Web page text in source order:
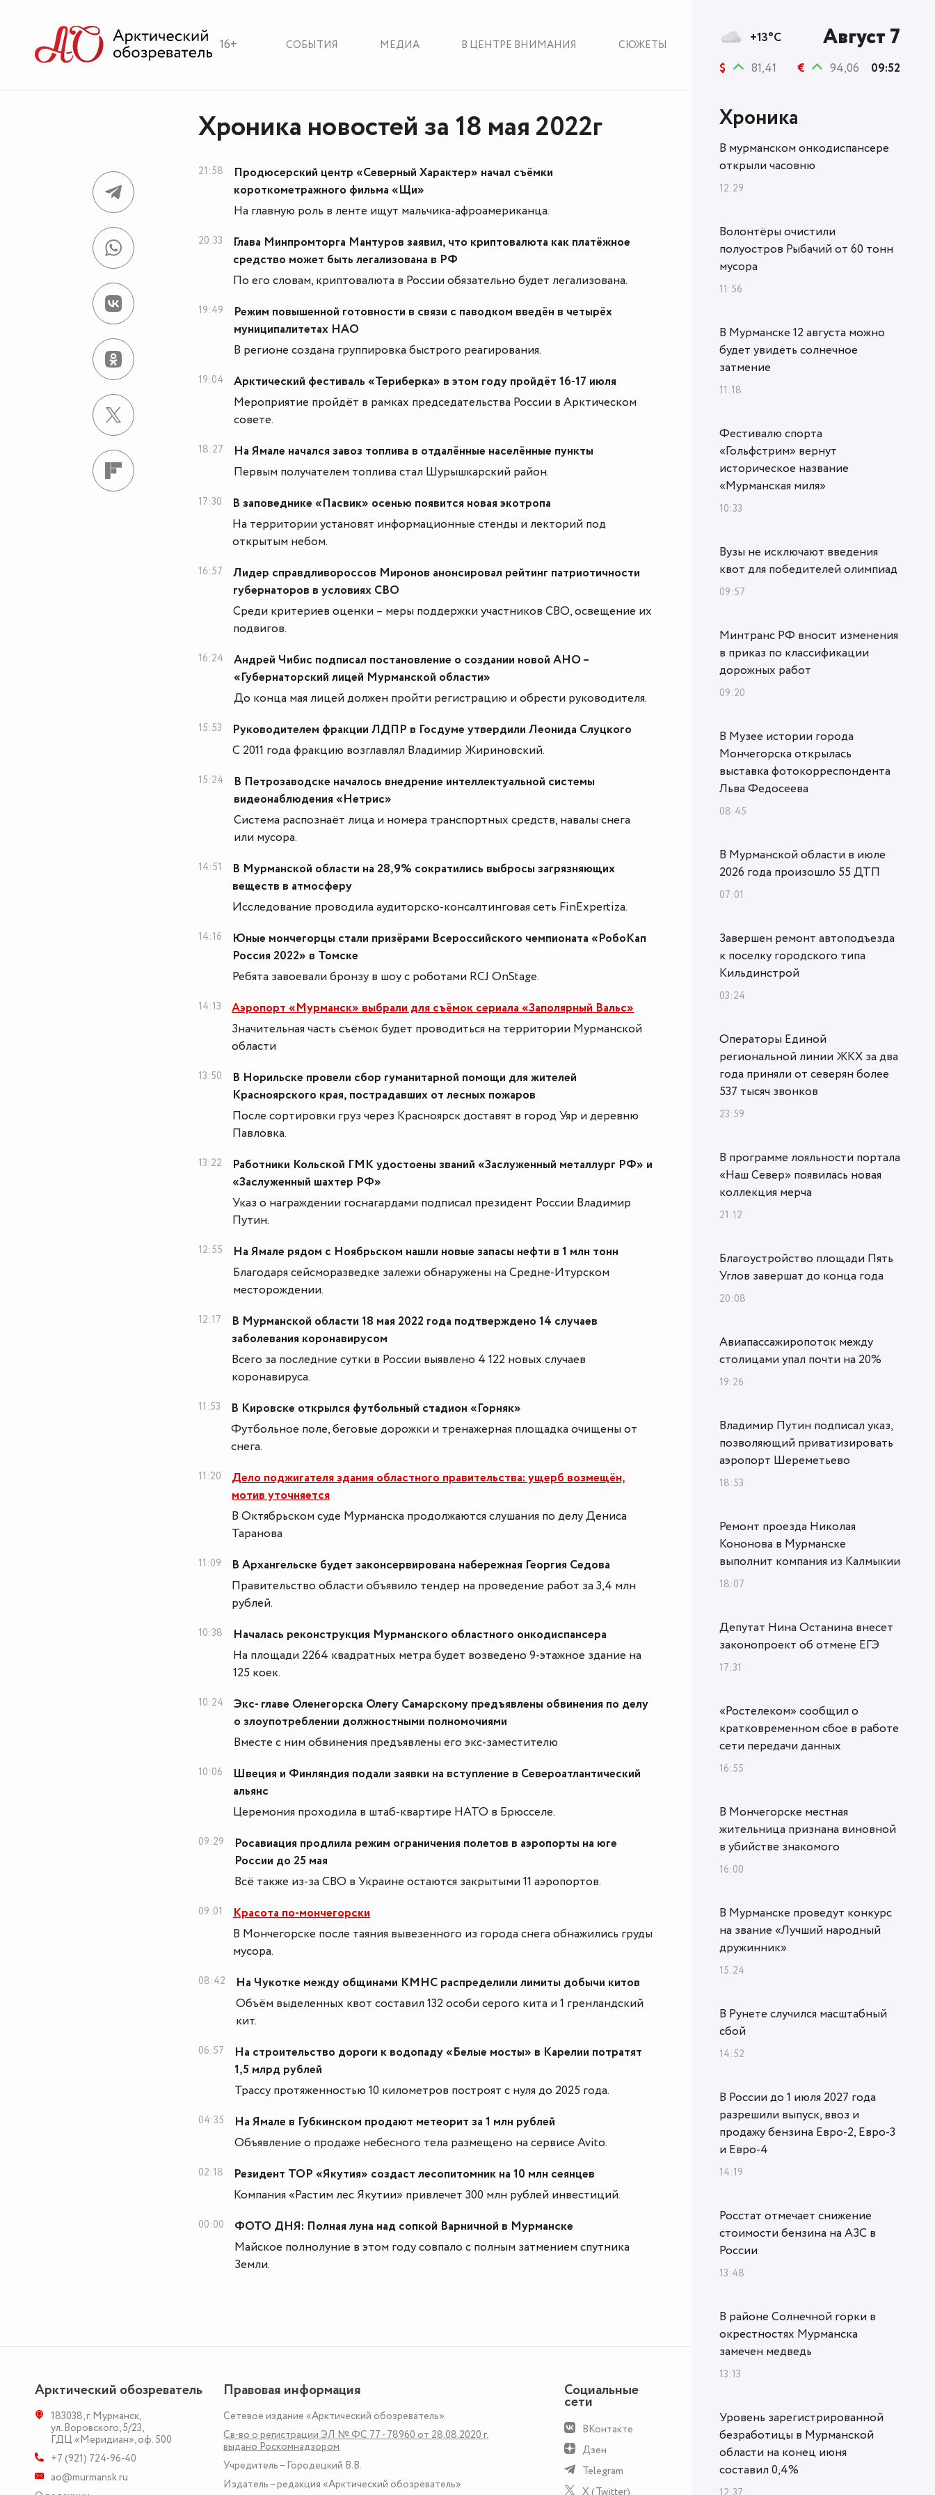
16+ СОБЫТИЯ МЕДИА В ЦЕНТРЕ ВНИМАНИЯ СЮЖЕТЫ
Хроника новостей за 18 мая 2022г
21:58
Продюсерский центр «Северный Характер» начал съёмки
короткометражного фильма «Щи»
На главную роль в ленте ищут мальчика-афроамериканца.
20:33
Глава Минпромторга Мантуров заявил, что криптовалюта как платёжное
средство может быть легализована в РФ
По его словам, криптовалюта в России обязательно будет легализована.
19:49
Режим повышенной готовности в связи с паводком введён в четырёх
муниципалитетах НАО
В регионе создана группировка быстрого реагирования.
19:04
Арктический фестиваль «Териберка» в этом году пройдёт 16-17 июля
Мероприятие пройдёт в рамках председательства России в Арктическом
совете.
18:27
На Ямале начался завоз топлива в отдалённые населённые пункты
Первым получателем топлива стал Шурышкарский район.
17:30
В заповеднике «Пасвик» осенью появится новая экотропа
На территории установят информационные стенды и лекторий под
открытым небом.
16:57
Лидер справдливороссов Миронов анонсировал рейтинг патриотичности
губернаторов в условиях СВО
Среди критериев оценки – меры поддержки участников СВО, освещение их
подвигов.
16:24
Андрей Чибис подписал постановление о создании новой АНО –
«Губернаторский лицей Мурманской области»
До конца мая лицей должен пройти регистрацию и обрести руководителя.
15:53
Руководителем фракции ЛДПР в Госдуме утвердили Леонида Слуцкого
С 2011 года фракцию возглавлял Владимир Жириновский.
15:24
В Петрозаводске началось внедрение интеллектуальной системы
видеонаблюдения «Нетрис»
Система распознаёт лица и номера транспортных средств, навалы снега
или мусора.
14:51
В Мурманской области на 28,9% сократились выбросы загрязняющих
веществ в атмосферу
Исследование проводила аудиторско-консалтинговая сеть FinExpertiza.
14:16
Юные мончегорцы стали призёрами Всероссийского чемпионата «РобоКап
Россия 2022» в Томске
Ребята завоевали бронзу в шоу с роботами RCJ OnStage.
14:13
Аэропорт «Мурманск» выбрали для съёмок сериала «Заполярный Вальс»
Значительная часть съёмок будет проводиться на территории Мурманской
области
13:50
В Норильске провели сбор гуманитарной помощи для жителей
Красноярского края, пострадавших от лесных пожаров
После сортировки груз через Красноярск доставят в город Уяр и деревню
Павловка.
13:22
Работники Кольской ГМК удостоены званий «Заслуженный металлург РФ» и
«Заслуженный шахтер РФ»
Указ о награждении госнагардами подписал президент России Владимир
Путин.
12:55
На Ямале рядом с Ноябрьском нашли новые запасы нефти в 1 млн тонн
Благодаря сейсморазведке залежи обнаружены на Средне-Итурском
месторождении.
12:17
В Мурманской области 18 мая 2022 года подтверждено 14 случаев
заболевания коронавирусом
Всего за последние сутки в России выявлено 4 122 новых случаев
коронавируса.
11:53
В Кировске открылся футбольный стадион «Горняк»
Футбольное поле, беговые дорожки и тренажерная площадка очищены от
снега.
11:20
Дело поджигателя здания областного правительства: ущерб возмещён,
мотив уточняется
В Октябрьском суде Мурманска продолжаются слушания по делу Дениса
Таранова
11:09
В Архангельске будет законсервирована набережная Георгия Седова
Правительство области объявило тендер на проведение работ за 3,4 млн
рублей.
10:38
Началась реконструкция Мурманского областного онкодиспансера
На площади 2264 квадратных метра будет возведено 9-этажное здание на
125 коек.
10:24
Экс- главе Оленегорска Олегу Самарскому предъявлены обвинения по делу
о злоупотреблении должностными полномочиями
Вместе с ним обвинения предъявлены его экс-заместителю
10:06
Швеция и Финляндия подали заявки на вступление в Североатлантический
альянс
Церемония проходила в штаб-квартире НАТО в Брюсселе.
09:29
Росавиация продлила режим ограничения полетов в аэропорты на юге
России до 25 мая
Всё также из-за СВО в Украине остаются закрытыми 11 аэропортов.
09:01
Красота по-мончегорски
В Мончегорске после таяния вывезенного из города снега обнажились груды
мусора.
08:42
На Чукотке между общинами КМНС распределили лимиты добычи китов
Объём выделенных квот составил 132 особи серого кита и 1 гренландский
кит.
06:57
На строительство дороги к водопаду «Белые мосты» в Карелии потратят
1,5 млрд рублей
Трассу протяженностью 10 километров построят с нуля до 2025 года.
04:35
На Ямале в Губкинском продают метеорит за 1 млн рублей
Объявление о продаже небесного тела размещено на сервисе Avito.
02:18
Резидент ТОР «Якутия» создаст лесопитомник на 10 млн сеянцев
Компания «Растим лес Якутии» привлечет 300 млн рублей инвестиций.
00:00
ФОТО ДНЯ: Полная луна над сопкой Варничной в Мурманске
Майское полнолуние в этом году совпало с полным затмением спутника
Земли.
Арктический обозреватель
183038,г. Мурманск,
ул. Воровского, 5/23,
ГДЦ «Меридиан», оф. 500
+7 (921) 724-96-40
ao@murmansk.ru
Правовая информация
Сетевое издание «Арктический обозреватель»
Св-во о регистрации ЭЛ № ФС 77 - 78960 от 28.08.2020 г.
выдано Роскомнадзором
Учредитель – Городецкий В.В.
Издатель – редакция «Арктический обозреватель»
Социальные
сети
ВКонтакте
Дзен
Telegram
X (Twitter)
+13°C Август 7
$ 81,41 € 94,06 09:52
Хроника
В мурманском онкодиспансере
открыли часовню
12:29
Волонтёры очистили
полуостров Рыбачий от 60 тонн
мусора
11:56
В Мурманске 12 августа можно
будет увидеть солнечное
затмение
11:18
Фестивалю спорта
«Гольфстрим» вернут
историческое название
«Мурманская миля»
10:33
Вузы не исключают введения
квот для победителей олимпиад
09:57
Минтранс РФ вносит изменения
в приказ по классификации
дорожных работ
09:20
В Музее истории города
Мончегорска открылась
выставка фотокорреспондента
Льва Федосеева
08:45
В Мурманской области в июле
2026 года произошло 55 ДТП
07:01
Завершен ремонт автоподъезда
к поселку городского типа
Кильдинстрой
03:24
Операторы Единой
региональной линии ЖКХ за два
года приняли от северян более
537 тысяч звонков
23:59
В программе лояльности портала
«Наш Север» появилась новая
коллекция мерча
21:12
Благоустройство площади Пять
Углов завершат до конца года
20:08
Авиапассажиропоток между
столицами упал почти на 20%
19:26
Владимир Путин подписал указ,
позволяющий приватизировать
аэропорт Шереметьево
18:53
Ремонт проезда Николая
Кононова в Мурманске
выполнит компания из Калмыкии
18:07
Депутат Нина Останина внесет
законопроект об отмене ЕГЭ
17:31
«Ростелеком» сообщил о
кратковременном сбое в работе
сети передачи данных
16:55
В Мончегорске местная
жительница признана виновной
в убийстве знакомого
16:00
В Мурманске проведут конкурс
на звание «Лучший народный
дружинник»
15:24
В Рунете случился масштабный
сбой
14:52
В России до 1 июля 2027 года
разрешили выпуск, ввоз и
продажу бензина Евро-2, Евро-3
и Евро-4
14:19
Росстат отмечает снижение
стоимости бензина на АЗС в
России
13:48
В районе Солнечной горки в
окрестностях Мурманска
замечен медведь
13:13
Уровень зарегистрированной
безработицы в Мурманской
области на конец июня
составил 0,4%